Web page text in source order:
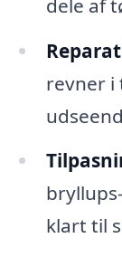
dele af
revner i
klart til